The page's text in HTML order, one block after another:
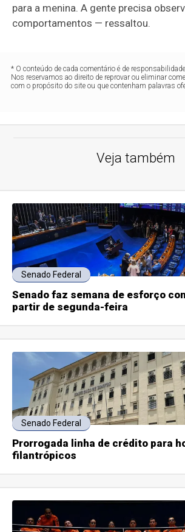
para a menina. A gente precisa
comportamentos — ressaltou.
* O conteúdo de cada comentário é de
Nos reservamos ao direito de reprovar ou eliminar
com o propósito do site ou que contenham palavras
Veja também
Senado Federal
Senado faz semana de esforço
partir de segunda-feira
Senado Federal
Prorrogada linha de crédito para
filantrópicos